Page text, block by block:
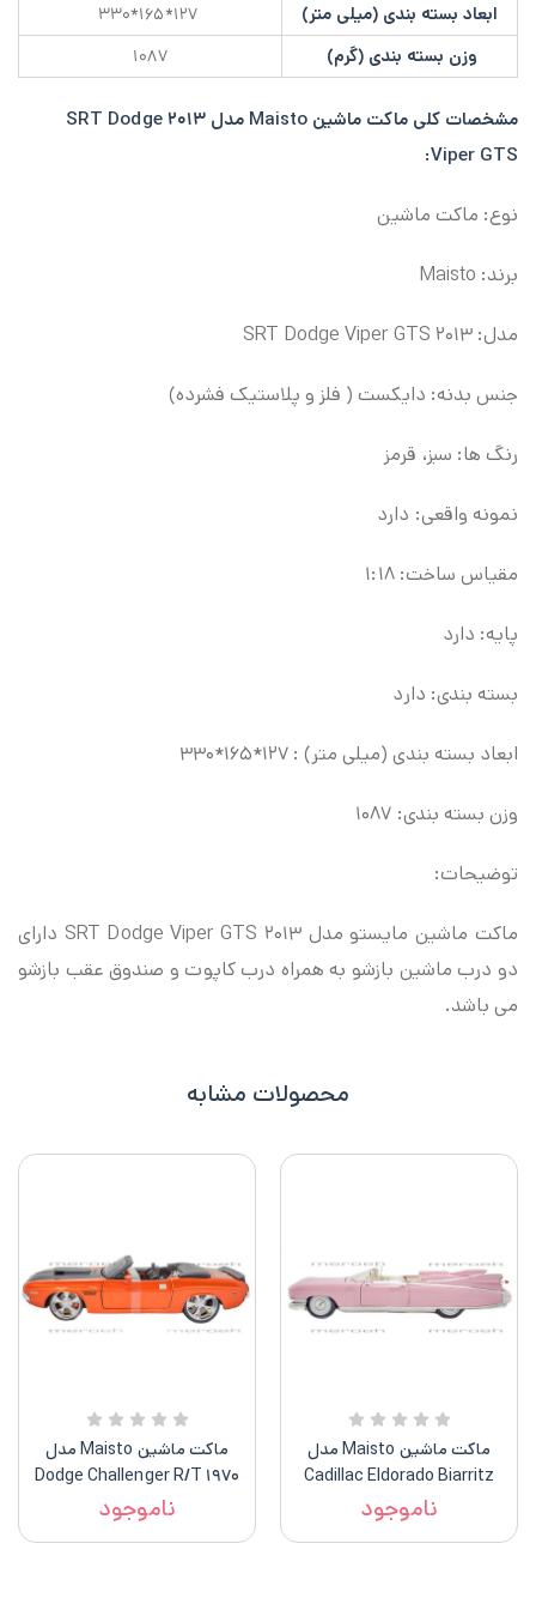
ابعاد بسته بندی (میلی متر) ۱۲۷*۱۶۵*۳۳۰
وزن بسته بندی (گرم) ۱۰۸۷
مشخصات کلی
ماکت ماشین Maisto مدل ۲۰۱۳ SRT Dodge
Viper GTS:
نوع: ماکت ماشین
برند: Maisto
مدل: ۲۰۱۳ SRT Dodge Viper GTS
جنس بدنه: دایکست ( فلز و پلاستیک فشرده)
رنگ ها: سبز، قرمز
نمونه واقعی: دارد
مقیاس ساخت: ۱:۱۸
پایه: دارد
بسته بندی: دارد
ابعاد بسته بندی (میلی متر) : ۱۲۷*۱۶۵*۳۳۰
وزن بسته بندی: ۱۰۸۷
توضیحات:
ماکت ماشین مایستو مدل ۲۰۱۳ SRT Dodge Viper GTS دارای
دو درب ماشین بازشو به همراه درب کاپوت و صندوق عقب بازشو
می باشد.
محصولات مشابه
ماکت ماشین Maisto مدل
Cadillac Eldorado Biarritz
1959
ناموجود
ماکت ماشین Maisto مدل
۱۹۷۰ Dodge Challenger R/t
Convertible
ناموجود